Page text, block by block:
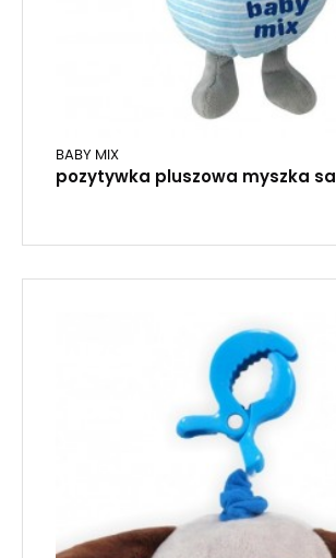
BABY MIX
pozytywka pluszowa myszka